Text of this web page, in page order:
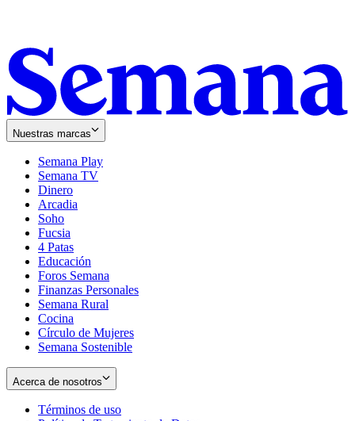
Nuestras marcas
Semana Play
Semana TV
Dinero
Arcadia
Soho
in
new
window
Fucsia
in
new
window
4 Patas
Educación
Foros Semana
Finanzas Personales
Semana Rural
Cocina
Círculo de Mujeres
Semana Sostenible
Acerca de nosotros
Términos de uso